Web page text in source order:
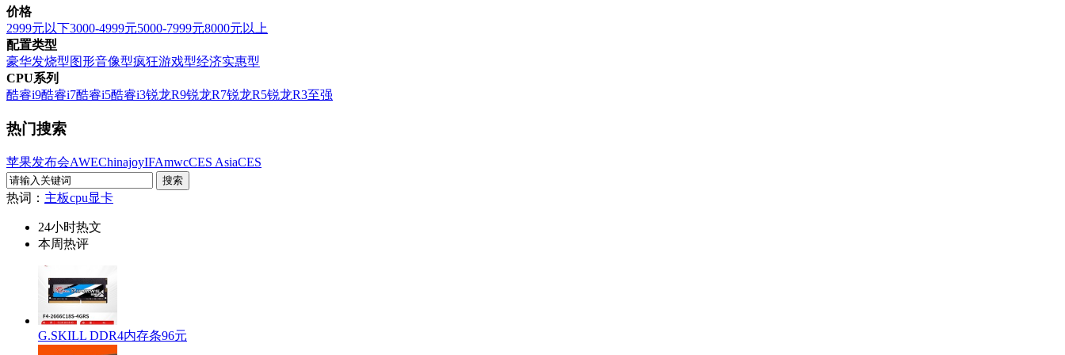
价格
2999元以下3000-4999元5000-7999元8000元以上
配置类型
豪华发烧型图形音像型疯狂游戏型经济实惠型
CPU系列
酷睿i9酷睿i7酷睿i5酷睿i3锐龙R9锐龙R7锐龙R5锐龙R3至强
热门搜索
苹果发布会AWEChinajoyIFAmwcCES AsiaCES
热词： 主板cpu显卡
24小时热文
本周热评
G.SKILL DDR4内存条96元